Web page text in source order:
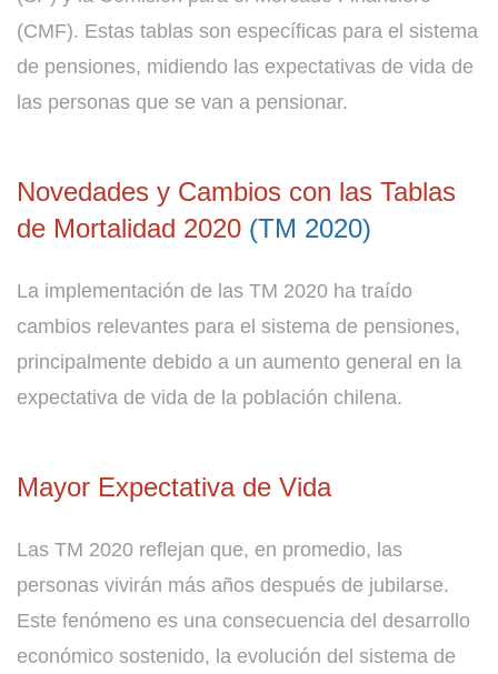
(CMF). Estas tablas son específicas para el sistema
de pensiones, midiendo las expectativas de vida de
las personas que se van a pensionar.
Novedades y Cambios con las Tablas
de Mortalidad 2020 (TM 2020)
La implementación de las TM 2020 ha traído
cambios relevantes para el sistema de pensiones,
principalmente debido a un aumento general en la
expectativa de vida de la población chilena.
Mayor Expectativa de Vida
Las TM 2020 reflejan que, en promedio, las
personas vivirán más años después de jubilarse.
Este fenómeno es una consecuencia del desarrollo
económico sostenido, la evolución del sistema de